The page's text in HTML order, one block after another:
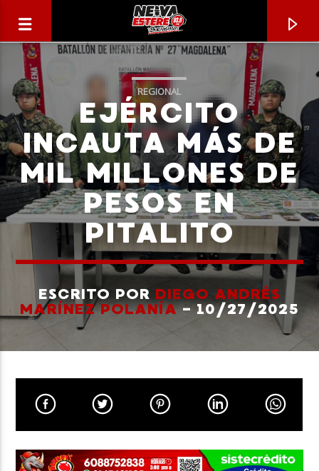
CANCIÓN ACTUAL
TÍTULO
ARTISTA
Neiva Estereo
REGIONAL
EJÉRCITO
INCAUTA MÁS DE
MIL MILLONES DE
PESOS EN
PITALITO
ESCRITO POR DIEGO ANDRÉS
MARÍNEZ POLANÍA- 10/27/2025